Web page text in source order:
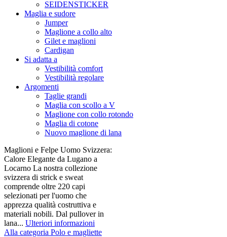
SEIDENSTICKER
Maglia e sudore
Jumper
Maglione a collo alto
Gilet e maglioni
Cardigan
Si adatta a
Vestibilità comfort
Vestibilità regolare
Argomenti
Taglie grandi
Maglia con scollo a V
Maglione con collo rotondo
Maglia di cotone
Nuovo maglione di lana
Maglioni e Felpe Uomo Svizzera:
Calore Elegante da Lugano a
Locarno La nostra collezione
svizzera di strick e sweat
comprende oltre 220 capi
selezionati per l'uomo che
apprezza qualità costruttiva e
materiali nobili. Dal pullover in
lana... Ulteriori informazioni
Alla categoria Polo e magliette